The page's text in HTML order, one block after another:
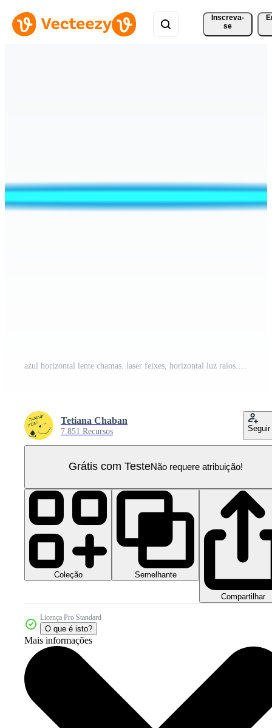
Inscreva-
se
Tetiana Chaban
7.851 Recursos Seguir
Grátis com TesteNão requere atribuição!
Coleção Semelhante
Compartilhar
Licença Pro Standard
O que é isto?
Mais informações